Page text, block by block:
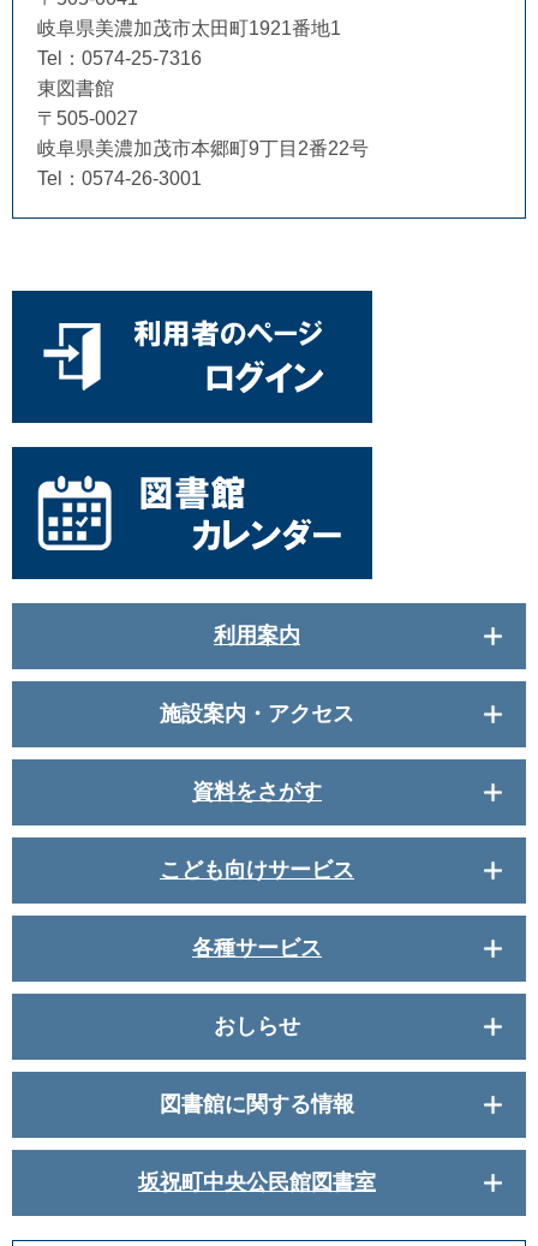
岐阜県美濃加茂市太田町1921番地1
Tel：0574-25-7316
東図書館
〒505-0027
岐阜県美濃加茂市本郷町9丁目2番22号
Tel：0574-26-3001
利用案内
施設案内・アクセス
資料をさがす
こども向けサービス
各種サービス
おしらせ
図書館に関する情報
坂祝町中央公民館図書室